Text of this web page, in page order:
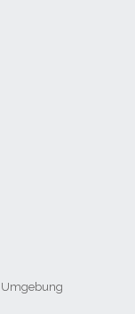
Umgebung